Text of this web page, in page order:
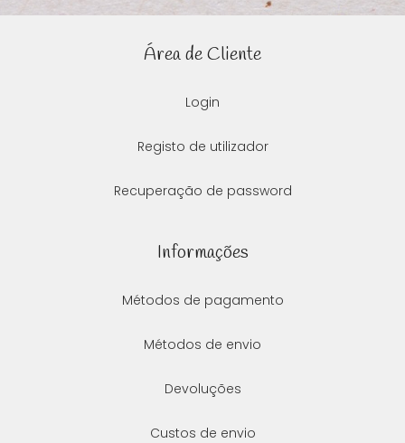
Área de Cliente
Login
Registo de utilizador
Recuperação de password
Informações
Métodos de pagamento
Métodos de envio
Devoluções
Custos de envio